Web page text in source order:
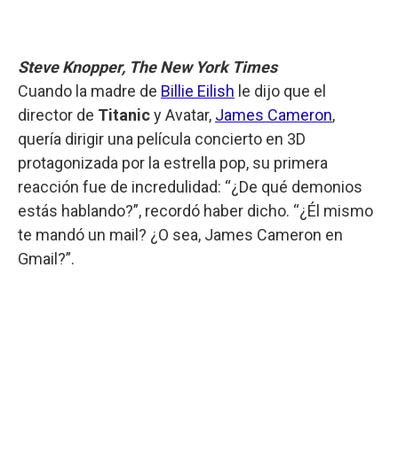
Steve Knopper, The New York Times
Cuando la madre de Billie Eilish le dijo que el
director de Titanicy Avatar, James Cameron,
quería dirigir una película concierto en 3D
protagonizada por la estrella pop, su primera
reacción fue de incredulidad: “¿De qué demonios
estás hablando?”, recordó haber dicho. “¿Él mismo
te mandó un mail? ¿O sea, James Cameron en
Gmail?”.